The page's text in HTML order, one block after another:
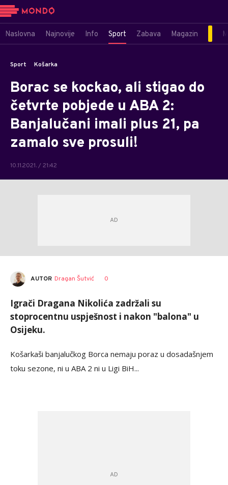
Naslovna Najnovije Info Sport Zabava Magazin
Sport Košarka
Borac se kockao, ali stigao do
četvrte pobjede u ABA 2:
Banjalučani imali plus 21, pa
zamalo sve prosuli!
10.11.2021. / 21:42
AUTOR Dragan Šutvić 0
Igrači Dragana Nikolića zadržali su
stoprocentnu uspješnost i nakon "balona" u
Osijeku.
Košarkaši banjalučkog Borca nemaju poraz u dosadašnjem
toku sezone, ni u ABA 2 ni u Ligi BiH...